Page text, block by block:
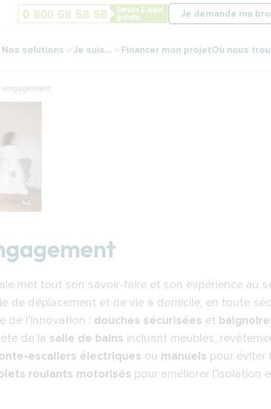
Je demande ma
Nos solutions Je suis... Financer mon projetOù nous
engagement
met tout son savoir-faire et son expérience au
de déplacement et de vie à domicile, en toute
de l’innovation : douches sécurisées et
de la salle de bains incluant meubles,
escaliers électriques ou manuels pour éviter
roulants motorisés pour améliorer